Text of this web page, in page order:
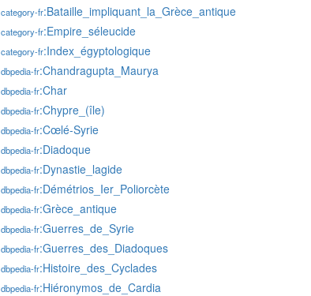
category-fr:Bataille_impliquant_la_Grèce_antique
category-fr:Empire_séleucide
category-fr:Index_égyptologique
dbpedia-fr:Chandragupta_Maurya
dbpedia-fr:Char
dbpedia-fr:Chypre_(île)
dbpedia-fr:Cœlé-Syrie
dbpedia-fr:Diadoque
dbpedia-fr:Dynastie_lagide
dbpedia-fr:Démétrios_Ier_Poliorcète
dbpedia-fr:Grèce_antique
dbpedia-fr:Guerres_de_Syrie
dbpedia-fr:Guerres_des_Diadoques
dbpedia-fr:Histoire_des_Cyclades
dbpedia-fr:Hiéronymos_de_Cardia